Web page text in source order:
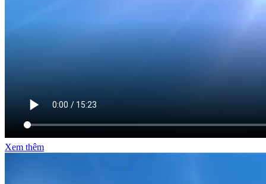
VIDEO LIÊN QUAN
Xem thêm